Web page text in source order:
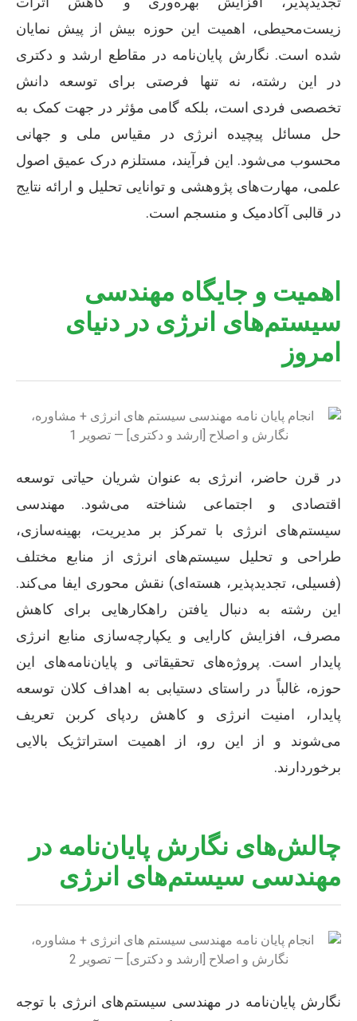
زیست‌محیطی، اهمیت این حوزه بیش از پیش نمایان
شده است. نگارش پایان‌نامه در مقاطع ارشد و دکتری
در این رشته، نه تنها فرصتی برای توسعه دانش
تخصصی فردی است، بلکه گامی مؤثر در جهت کمک به
حل مسائل پیچیده انرژی در مقیاس ملی و جهانی
محسوب می‌شود. این فرآیند، مستلزم درک عمیق اصول
علمی، مهارت‌های پژوهشی و توانایی تحلیل و ارائه نتایج
در قالبی آکادمیک و منسجم است.
اهمیت و جایگاه مهندسی
سیستم‌های انرژی در دنیای
امروز
در قرن حاضر، انرژی به عنوان شریان حیاتی توسعه
اقتصادی و اجتماعی شناخته می‌شود. مهندسی
سیستم‌های انرژی با تمرکز بر مدیریت، بهینه‌سازی،
طراحی و تحلیل سیستم‌های انرژی از منابع مختلف
(فسیلی، تجدیدپذیر، هسته‌ای) نقش محوری ایفا می‌کند.
این رشته به دنبال یافتن راهکارهایی برای کاهش
مصرف، افزایش کارایی و یکپارچه‌سازی منابع انرژی
پایدار است. پروژه‌های تحقیقاتی و پایان‌نامه‌های این
حوزه، غالباً در راستای دستیابی به اهداف کلان توسعه
پایدار، امنیت انرژی و کاهش ردپای کربن تعریف
می‌شوند و از این رو، از اهمیت استراتژیک بالایی
برخوردارند.
چالش‌های نگارش پایان‌نامه در
مهندسی سیستم‌های انرژی
نگارش پایان‌نامه در مهندسی سیستم‌های انرژی با توجه